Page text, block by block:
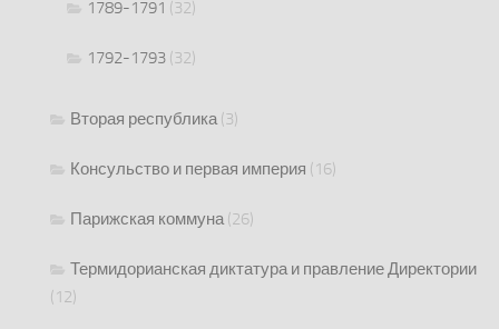
1789-1791 (32)
1792-1793 (32)
Вторая республика(3)
Консульство и первая империя (16)
Парижская коммуна(26)
Термидорианская диктатура и правление Директории
(12)